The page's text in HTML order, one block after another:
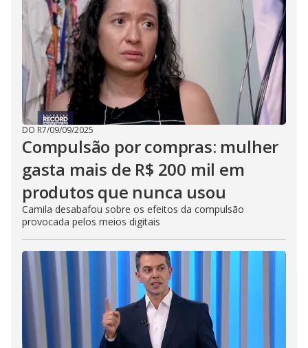
DO R7/09/09/2025
Compulsão por compras: mulher
gasta mais de R$ 200 mil em
produtos que nunca usou
Camila desabafou sobre os efeitos da compulsão
provocada pelos meios digitais